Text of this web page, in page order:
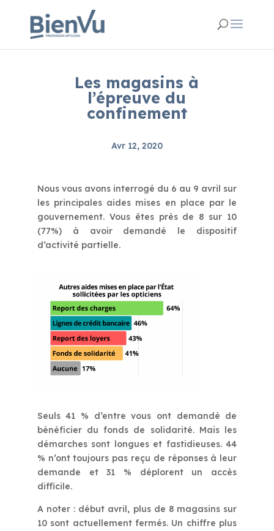
Les magasins à
l’épreuve du
confinement
Avr 12, 2020
Nous vous avons interrogé du 6 au 9 avril sur
les principales aides mises en place par le
gouvernement. Vous êtes près de 8 sur 10
(77%) à avoir demandé le dispositif
d’activité partielle.
Seuls 41 % d’entre vous ont demandé de
bénéficier du fonds de solidarité. Mais les
démarches sont longues et fastidieuses. 44
% n’ont toujours pas reçu de réponses à leur
demande et 31 % déplorent un accès
difficile.
A noter : début avril, plus de 8 magasins sur
10 sont actuellement fermés. Un chiffre plus